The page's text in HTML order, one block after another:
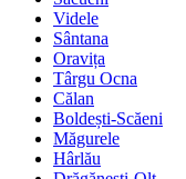
Videle
Sântana
Oravița
Târgu Ocna
Călan
Boldești-Scăeni
Măgurele
Hârlău